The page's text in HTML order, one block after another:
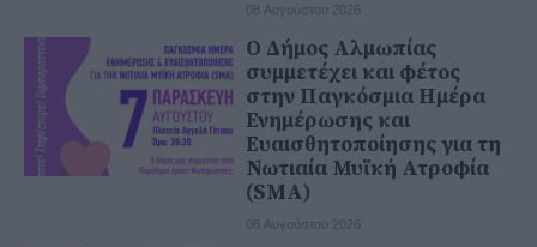
08 Αυγούστου 2026
Ο Δήμος Αλμωπίας
συμμετέχει και φέτος
στην Παγκόσμια Ημέρα
Ενημέρωσης και
Ευαισθητοποίησης για τη
Νωτιαία Μυϊκή Ατροφία
(SMA)
08 Αυγούστου 2026